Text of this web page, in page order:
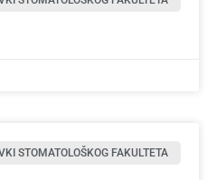
STOMATOLOŠKOG FAKULTETA